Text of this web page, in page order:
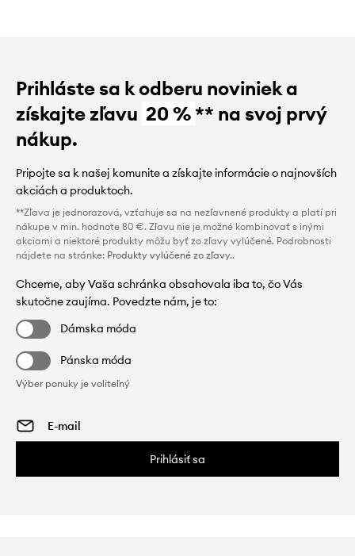
Prihláste sa k odberu noviniek a
získajte zľavu 20 %** na svoj prvý
nákup.
Pripojte sa k našej komunite a získajte informácie o najnovších
akciách a produktoch.
**Zľava je jednorazová, vzťahuje sa na nezľavnené produkty a platí pri
nákupe v min. hodnote 80 €. Zľavu nie je možné kombinovať s inými
akciami a niektoré produkty môžu byť zo zľavy vylúčené. Podrobnosti
nájdete na stránke: Produkty vylúčené zo zľavy..
Chceme, aby Vaša schránka obsahovala iba to, čo Vás
skutočne zaujíma. Povedzte nám, je to:
Dámska móda
Pánska móda
Výber ponuky je voliteľný
Prihlásiť sa